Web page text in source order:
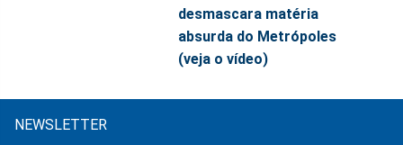
desmascara matéria
absurda do Metrópoles
(veja o vídeo)
NEWSLETTER